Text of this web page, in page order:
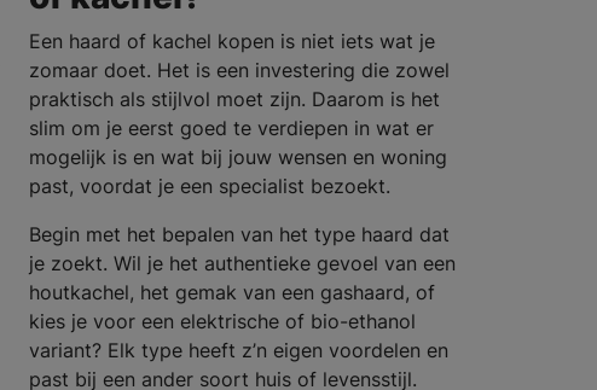
Een haard of kachel kopen is niet iets wat je
zomaar doet. Het is een investering die zowel
praktisch als stijlvol moet zijn. Daarom is het
slim om je eerst goed te verdiepen in wat er
mogelijk is en wat bij jouw wensen en woning
past, voordat je een specialist bezoekt.
Begin met het bepalen van het type haard dat
je zoekt. Wil je het authentieke gevoel van een
houtkachel, het gemak van een gashaard, of
kies je voor een elektrische of bio-ethanol
variant? Elk type heeft z’n eigen voordelen en
past bij een ander soort huis of levensstijl.